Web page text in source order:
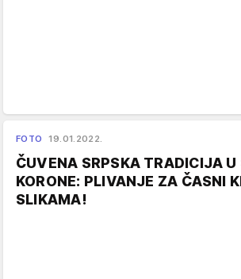
FOTO 19.01.2022.
ČUVENA SRPSKA TRADICIJA U
KORONE: PLIVANJE ZA ČASNI
SLIKAMA!